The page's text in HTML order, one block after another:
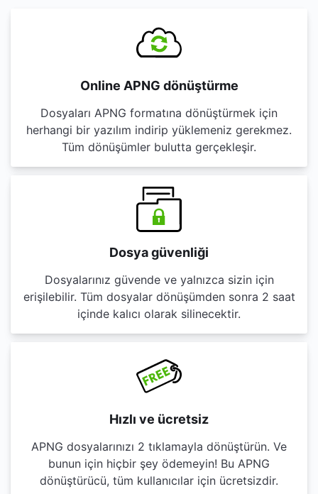
Online APNG dönüştürme
Dosyaları APNG formatına dönüştürmek için
herhangi bir yazılım indirip yüklemeniz gerekmez.
Tüm dönüşümler bulutta gerçekleşir.
Dosya güvenliği
Dosyalarınız güvende ve yalnızca sizin için
erişilebilir. Tüm dosyalar dönüşümden sonra 2 saat
içinde kalıcı olarak silinecektir.
Hızlı ve ücretsiz
APNG dosyalarınızı 2 tıklamayla dönüştürün. Ve
bunun için hiçbir şey ödemeyin! Bu APNG
dönüştürücü, tüm kullanıcılar için ücretsizdir.